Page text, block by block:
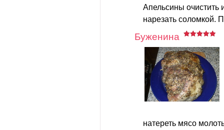
Апельсины очистить
нарезать соломкой.
Буженина
натереть мясо